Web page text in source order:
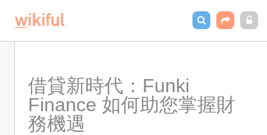
借貸新時代：Funki
Finance 如何助您掌握財
務機遇